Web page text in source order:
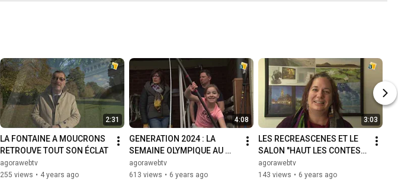
2:31
LA FONTAINE A MOUCRONS
RETROUVE TOUT SON ÉCLAT
agorawebtv
255 views • 4 years ago
4:08
GENERATION 2024 : LA
SEMAINE OLYMPIQUE AU
COLLÈGE VERLAINE AVEC
L'ASL CANOË-KAYAK GRAND
agorawebtv
613 views • 6 years ago
3:03
LES RECREASCENES ET LE
SALON "HAUT LES CONTES"
A SAINT-LAURENT-BLANGY
agorawebtv
143 views • 6 years ago